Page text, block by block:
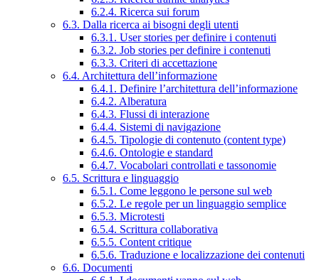
6.2.4. Ricerca sui forum
6.3. Dalla ricerca ai bisogni degli utenti
6.3.1. User stories per definire i contenuti
6.3.2. Job stories per definire i contenuti
6.3.3. Criteri di accettazione
6.4. Architettura dell’informazione
6.4.1. Definire l’architettura dell’informazione
6.4.2. Alberatura
6.4.3. Flussi di interazione
6.4.4. Sistemi di navigazione
6.4.5. Tipologie di contenuto (content type)
6.4.6. Ontologie e standard
6.4.7. Vocabolari controllati e tassonomie
6.5. Scrittura e linguaggio
6.5.1. Come leggono le persone sul web
6.5.2. Le regole per un linguaggio semplice
6.5.3. Microtesti
6.5.4. Scrittura collaborativa
6.5.5. Content critique
6.5.6. Traduzione e localizzazione dei contenuti
6.6. Documenti